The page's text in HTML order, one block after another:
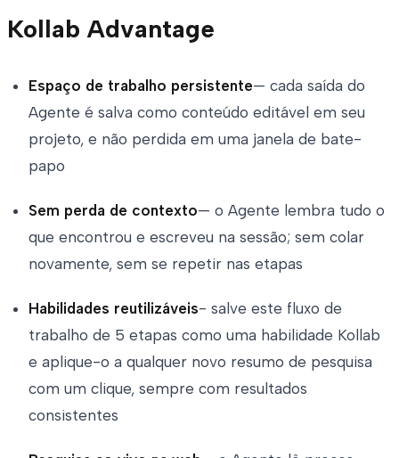
Kollab Advantage
Espaço de trabalho persistente— cada saída do
Agente é salva como conteúdo editável em seu
projeto, e não perdida em uma janela de bate-
papo
Sem perda de contexto— o Agente lembra tudo o
que encontrou e escreveu na sessão; sem colar
novamente, sem se repetir nas etapas
Habilidades reutilizáveis- salve este fluxo de
trabalho de 5 etapas como uma habilidade Kollab
e aplique-o a qualquer novo resumo de pesquisa
com um clique, sempre com resultados
consistentes